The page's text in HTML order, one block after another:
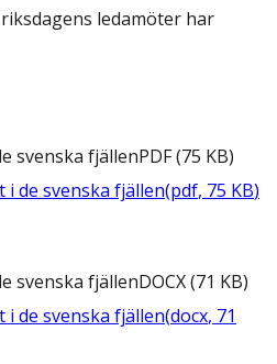
ledamöter har
svenska fjällenPDF(75 KB)
i de svenska fjällen(pdf, 75 KB)
svenska fjällenDOCX(71 KB)
i de svenska fjällen(docx, 71